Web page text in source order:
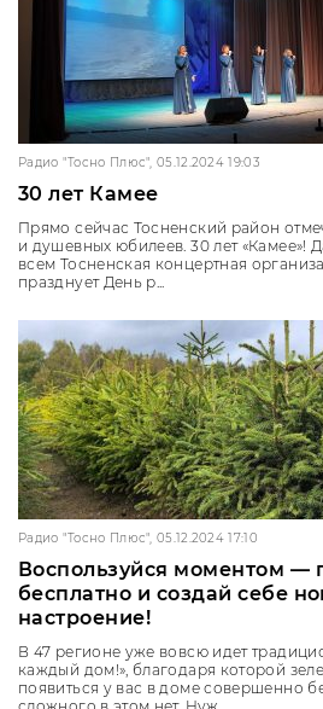
Радио "Тосно Плюс", 05.12.2024 19:03
30 лет Камее
Прямо сейчас Тосненский район
и душевных юбилеев. 30 лет «Камее»!
всем Тосненская концертная
празднует День р...
Радио "Тосно Плюс", 05.12.2024 17:10
Воспользуйся моментом —
бесплатно и создай себе
настроение!
В 47 регионе уже вовсю идет
каждый дом!», благодаря которой
появиться у вас в доме совершенно